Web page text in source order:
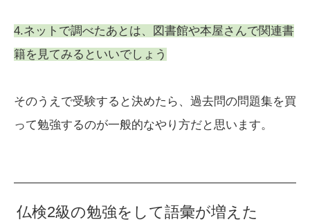
4.ネットで調べたあとは、図書館や本屋さんで関連書
籍を見てみるといいでしょう
そのうえで受験すると決めたら、過去問の問題集を買
って勉強するのが一般的なやり方だと思います。
仏検2級の勉強をして語彙が増えた